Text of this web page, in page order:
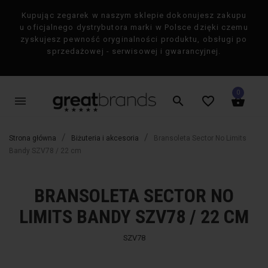
Kupując zegarek w naszym sklepie dokonujesz zakupu
u oficjalnego dystrybutora marki w Polsce dzięki czemu
zyskujesz pewność oryginalności produktu, obsługi po
sprzedażowej - serwisowej i gwarancyjnej.
menu shopping_basket
0
favorite_border
search
×
Strona główna Biżuteria i akcesoria
Bransoleta Sector No Limits
Bandy SZV78 / 22 cm
BRANSOLETA SECTOR NO
LIMITS BANDY SZV78 / 22 CM
SZV78
-50% favorite_border -50%